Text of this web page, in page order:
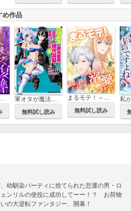
め作品
レスで復讐を【タテスク】 軍オタが魔法世界に転生したら、現代兵器で軍隊ハーレムを作っちゃいました!?【タテスク】
無料試し読み
まるモテ！～まるいほどモテる世界で溺愛されました～【タテスク】
無料試し読み
幼馴染パーティに捨てられた悲運の男・ロ
ンリルの使役に成功してーー！？ お荷物
の大逆転ファンタジー、開幕！